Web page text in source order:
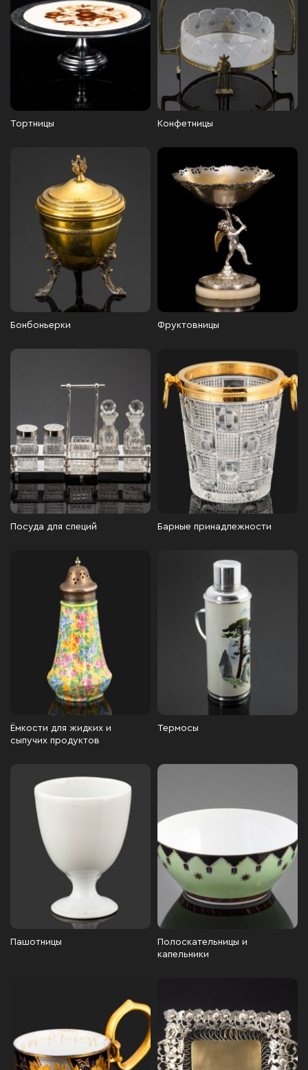
Тортницы Конфетницы
Бонбоньерки Фруктовницы
Посуда для специй Барные принадлежности
Ёмкости для жидких и
сыпучих продуктов
Термосы
Пашотницы
Полоскательницы и
капельники